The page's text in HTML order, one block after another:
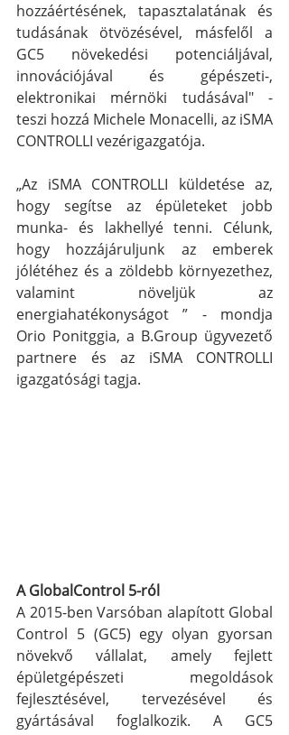
hozzáértésének, tapasztalatának és
tudásának ötvözésével, másfelől a
GC5 növekedési potenciáljával,
innovációjával és gépészeti-,
elektronikai mérnöki tudásával" -
teszi hozzá Michele Monacelli, az iSMA
CONTROLLI vezérigazgatója.
„Az iSMA CONTROLLI küldetése az,
hogy segítse az épületeket jobb
munka- és lakhellyé tenni. Célunk,
hogy hozzájáruljunk az emberek
jólétéhez és a zöldebb környezethez,
valamint növeljük az
energiahatékonyságot ” - mondja
Orio Ponitggia, a B.Group ügyvezető
partnere és az iSMA CONTROLLI
igazgatósági tagja.
A GlobalControl 5-ról
A 2015-ben Varsóban alapított Global
Control 5 (GC5) egy olyan gyorsan
növekvő vállalat, amely fejlett
épületgépészeti megoldások
fejlesztésével, tervezésével és
gyártásával foglalkozik. A GC5